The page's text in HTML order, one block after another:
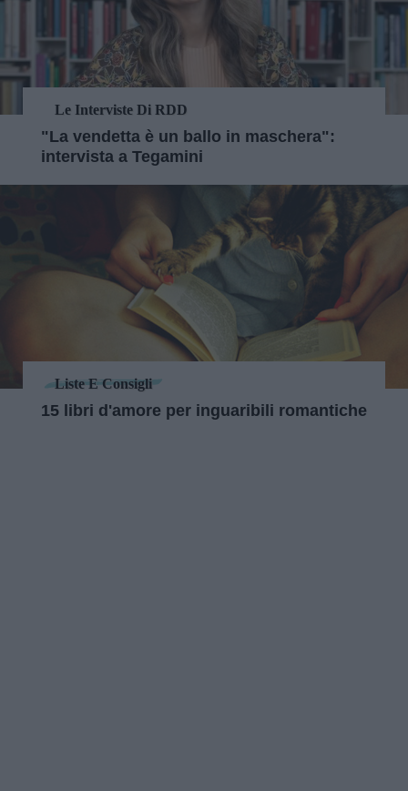
Le Interviste Di RDD
"La vendetta è un ballo in maschera":
intervista a Tegamini
Liste E Consigli
15 libri d'amore per inguaribili romantiche